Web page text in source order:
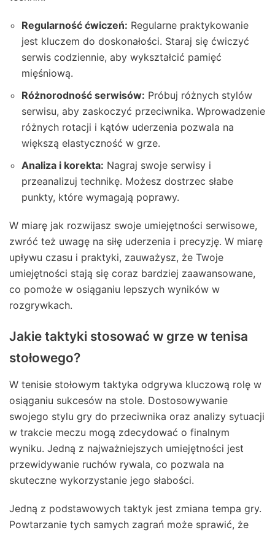
Regularność ćwiczeń: Regularne praktykowanie
jest kluczem do doskonałości. Staraj się ćwiczyć
serwis codziennie, aby wykształcić pamięć
mięśniową.
Różnorodność serwisów: Próbuj różnych stylów
serwisu, aby zaskoczyć przeciwnika. Wprowadzenie
różnych rotacji i kątów uderzenia pozwala na
większą elastyczność w grze.
Analiza i korekta: Nagraj swoje serwisy i
przeanalizuj technikę. Możesz dostrzec słabe
punkty, które wymagają poprawy.
W miarę jak rozwijasz swoje umiejętności serwisowe,
zwróć też uwagę na siłę uderzenia i precyzję. W miarę
upływu czasu i praktyki, zauważysz, że Twoje
umiejętności stają się coraz bardziej zaawansowane,
co pomoże w osiąganiu lepszych wyników w
rozgrywkach.
Jakie taktyki stosować w grze w tenisa
stołowego?
W tenisie stołowym taktyka odgrywa kluczową rolę w
osiąganiu sukcesów na stole. Dostosowywanie
swojego stylu gry do przeciwnika oraz analizy sytuacji
w trakcie meczu mogą zdecydować o finalnym
wyniku. Jedną z najważniejszych umiejętności jest
przewidywanie ruchów rywala, co pozwala na
skuteczne wykorzystanie jego słabości.
Jedną z podstawowych taktyk jest zmiana tempa gry.
Powtarzanie tych samych zagrań może sprawić, że